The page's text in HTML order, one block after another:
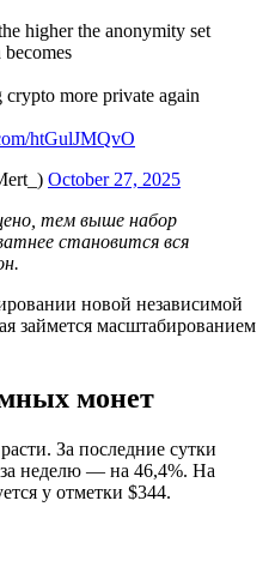
higher the anonymity set
more private again
htGulJMQvO
October 27, 2025
тем выше набор
становится вся
новой независимой
займется масштабированием
монет
За последние сутки
неделю — на 46,4%. На
у отметки $344.